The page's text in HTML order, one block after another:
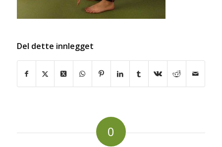
Del dette innlegget
0